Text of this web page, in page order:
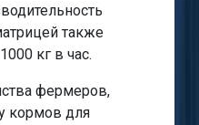
также
кг в час.
фермеров,
кормов для